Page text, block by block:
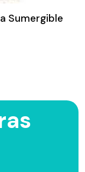
Sumergible